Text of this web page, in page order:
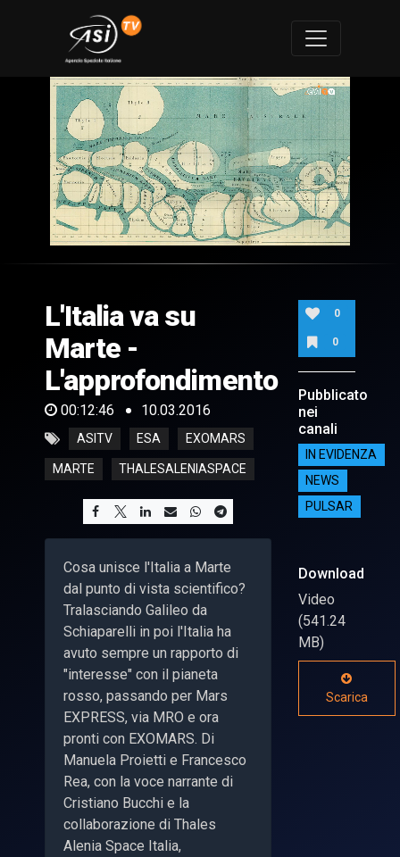
of
46
seconds
L'Italia va su
Marte -
L'approfondimento
00:12:46 10.03.2016
ASITV ESA EXOMARS
MARTE THALESALENIASPACE
Cosa unisce l'Italia a Marte
dal punto di vista scientifico?
Tralasciando Galileo da
Schiaparelli in poi l'Italia ha
avuto sempre un rapporto di
"interesse" con il pianeta
rosso, passando per Mars
EXPRESS, via MRO e ora
pronti con EXOMARS. Di
Manuela Proietti e Francesco
Rea, con la voce narrante di
Cristiano Bucchi e la
collaborazione di Thales
Alenia Space Italia,
0
0
Pubblicato
nei
canali
IN EVIDENZA
NEWS
PULSAR
Download
Video
(541.24
MB)
Scarica